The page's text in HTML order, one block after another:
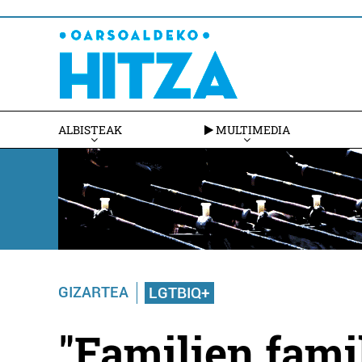
ALBISTEAK MULTIMEDIA
GIZARTEA LGTBIQ+